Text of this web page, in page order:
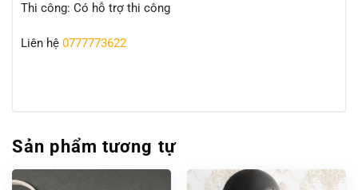
Thi công: Có hỗ trợ thi công
Liên hệ 0777773622
Sản phẩm tương tự